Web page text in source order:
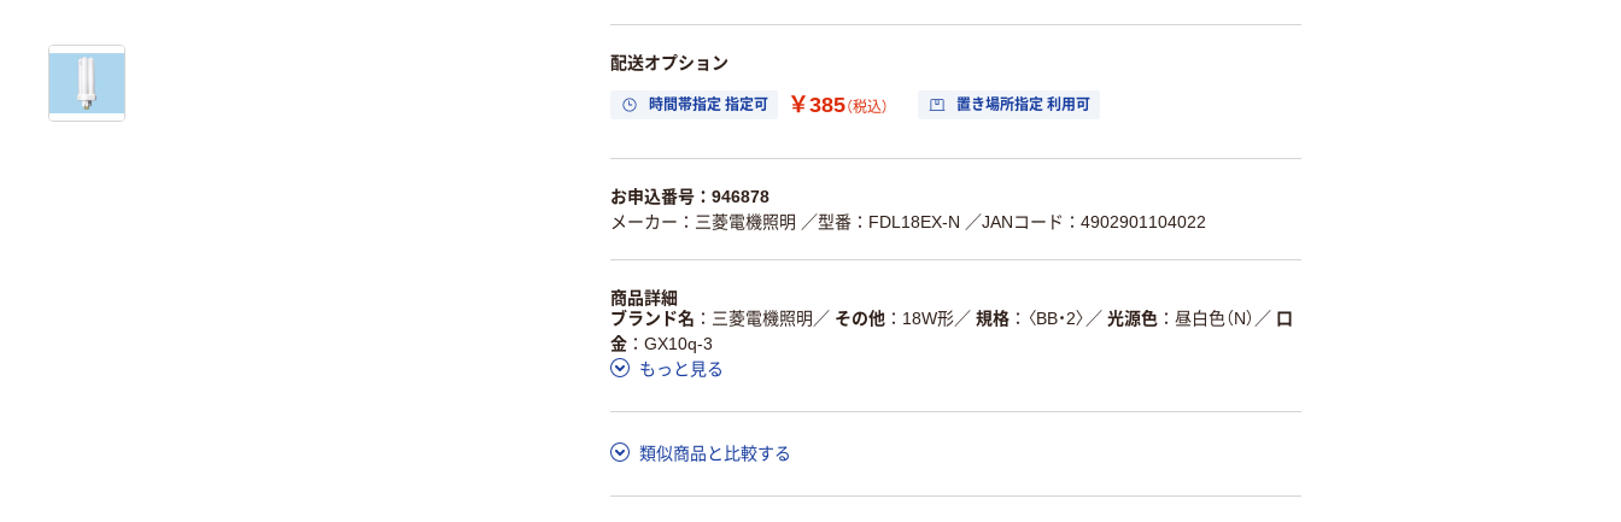
配送オプション
時間帯指定 指定可 ￥385（税込） 置き場所指定 利用可
お申込番号：946878
メーカー：三菱電機照明 ／型番：FDL18EX-N ／JANコード：4902901104022
商品詳細
ブランド名
三菱電機照明 ／ その他 18W形／ 規格 〈BB・2〉 ／ 光源色 昼白色（N） ／ 口
金
GX10q-3
もっと見る
類似商品と比較する